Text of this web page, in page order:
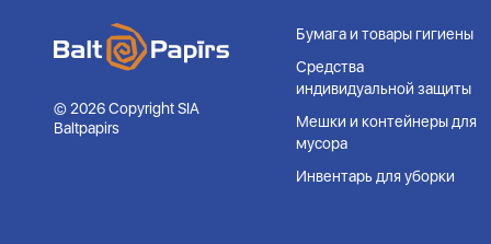
© 2026 Copyright SIA
Baltpapirs
Бумага и товары гигиены
Средства
индивидуальной защиты
Мешки и контейнеры для
мусора
Инвентарь для уборки